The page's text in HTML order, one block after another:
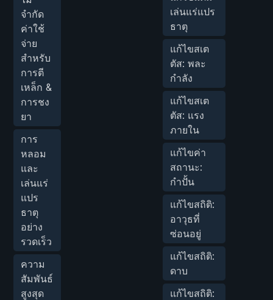
จำกัด
ค่าใช้
จ่าย
สำหรับ
การตี
เหล็ก &
การชง
ยา
การ
หลอม
และ
เล่นแร่
แปร
ธาตุ
อย่าง
รวดเร็ว
ความ
สัมพันธ์
สูงสุด
เล่นแร่แปร
ธาตุ
แก้ไขสเต
ตัส: พละ
กำลัง
แก้ไขสเต
ตัส: แรง
ภายใน
แก้ไขค่า
สถานะ:
กำปั้น
แก้ไขสถิติ:
อาวุธที่
ซ่อนอยู่
แก้ไขสถิติ:
ดาบ
แก้ไขสถิติ: